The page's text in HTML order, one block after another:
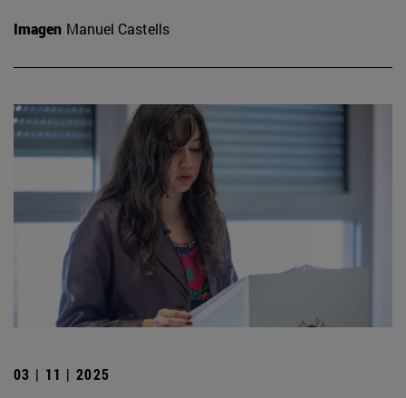
Imagen Manuel Castells
03 | 11 | 2025